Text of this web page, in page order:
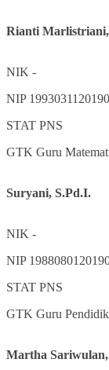
Rianti Marlistriani,
NIK -
NIP
STAT PNS
GTK Guru
Suryani, S.Pd.I.
NIK -
NIP
STAT PNS
GTK Guru
Martha Sariwulan,